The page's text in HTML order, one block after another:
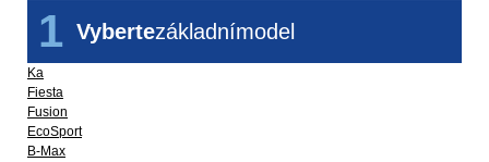
Vybertezákladnímodel
1
Ka
Fiesta
Fusion
EcoSport
B-Max